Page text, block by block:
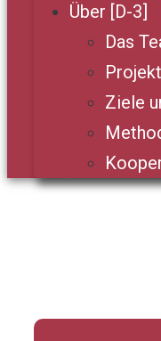
Über [D-3]
Das
Ziele